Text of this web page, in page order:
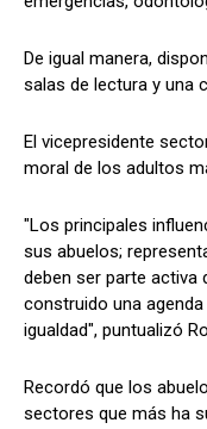
De igual manera,
salas de lectura y una
El vicepresidente
moral de los adultos
"Los principales
sus abuelos;
deben ser parte activa
construido una
igualdad", puntualizó
Recordó que los
sectores que más ha